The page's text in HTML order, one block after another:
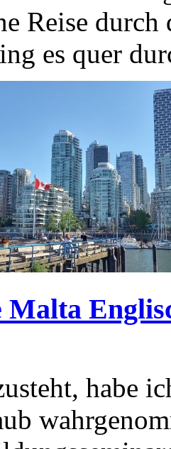
Reise durch
es quer
Malta
habe